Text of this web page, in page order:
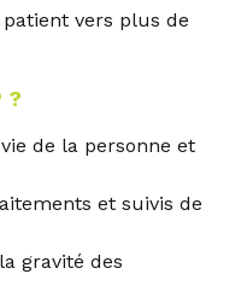
patient vers plus de
?
de la personne et
et suivis de
gravité des